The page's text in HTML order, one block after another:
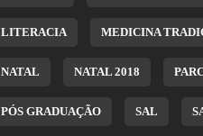
LITERACIA MEDICINA
NATAL NATAL 2018
PÓS GRADUAÇÃO SAL